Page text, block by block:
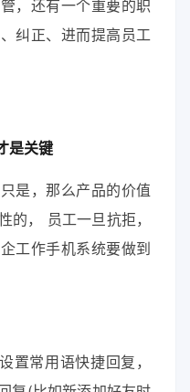
，还有一个重要的职
纠正、进而提高员工
是关键
是，那么产品的价值
的， 员工一旦抗拒，
工作手机系统要做到
置常用语快捷回复，